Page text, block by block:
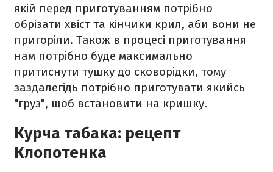
якій перед приготуванням потрібно
обрізати хвіст та кінчики крил, аби вони не
пригоріли. Також в процесі приготування
нам потрібно буде максимально
притиснути тушку до сковорідки, тому
заздалегідь потрібно приготувати якийсь
"груз", щоб встановити на кришку.
Курча табака: рецепт
Клопотенка